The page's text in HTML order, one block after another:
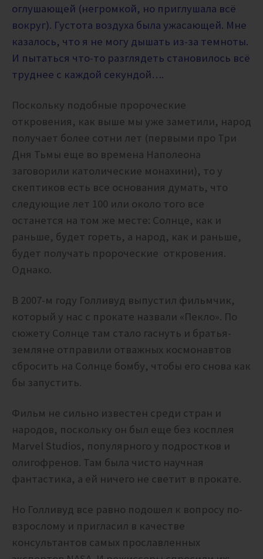
оглушающей (негромкой, но приглушала всё
вокруг). Густота воздуха была ужасающей. Мне
казалось, что я не могу дышать из-за темноты.
И пытаться что-то разглядеть становилось всё
труднее с каждой секундой….
Поскольку подобные пророческие
откровения, как выше мы уже заметили, народ
получает более сотни лет (первыми про Три
Дня Тьмы еще во времена Наполеона
заговорили католические монахини), то у
скептиков есть все основания думать, что
следующие лет 100 или около того все
останется на том же месте: Солнце, как и
раньше, будет гореть, а народ, как и раньше,
будет получать пророческие откровения.
Однако.
В 2007-м году Голливуд выпустил фильмчик,
который у нас с прокате назвали «Пекло». По
сюжету Солнце там стало гаснуть и братья-
земляне отправили отважных космонавтов
сбросить на Солнце бомбу, чтобы его снова как
бы запустить.
Фильм не сильно известен среди стран и
народов, поскольку он был еще без косплея
Marvel Studios, популярного у подростков и
олигофренов. Там была чисто научная
фантастика, а ей ничего не светит в прокате.
Но Голливуд все равно подошел к вопросу по-
взрослому и пригласил в качестве
консультантов самых прославленных